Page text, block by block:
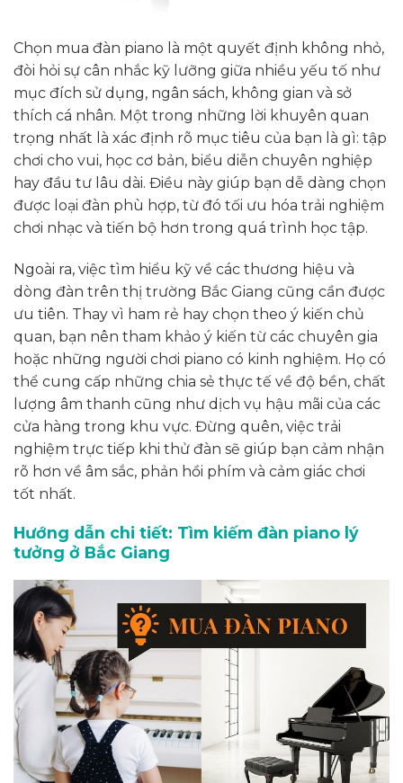
Chọn mua đàn piano là một quyết định không nhỏ,
đòi hỏi sự cân nhắc kỹ lưỡng giữa nhiều yếu tố như
mục đích sử dụng, ngân sách, không gian và sở
thích cá nhân. Một trong những lời khuyên quan
trọng nhất là xác định rõ mục tiêu của bạn là gì: tập
chơi cho vui, học cơ bản, biểu diễn chuyên nghiệp
hay đầu tư lâu dài. Điều này giúp bạn dễ dàng chọn
được loại đàn phù hợp, từ đó tối ưu hóa trải nghiệm
chơi nhạc và tiến bộ hơn trong quá trình học tập.
Ngoài ra, việc tìm hiểu kỹ về các thương hiệu và
dòng đàn trên thị trường Bắc Giang cũng cần được
ưu tiên. Thay vì ham rẻ hay chọn theo ý kiến chủ
quan, bạn nên tham khảo ý kiến từ các chuyên gia
hoặc những người chơi piano có kinh nghiệm. Họ có
thể cung cấp những chia sẻ thực tế về độ bền, chất
lượng âm thanh cũng như dịch vụ hậu mãi của các
cửa hàng trong khu vực. Đừng quên, việc trải
nghiệm trực tiếp khi thử đàn sẽ giúp bạn cảm nhận
rõ hơn về âm sắc, phản hồi phím và cảm giác chơi
tốt nhất.
Hướng dẫn chi tiết: Tìm kiếm đàn piano lý
tưởng ở Bắc Giang